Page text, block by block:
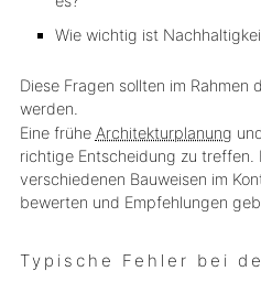
Wie wichtig ist
Diese Fragen sollten im Rahmen
werden.
Eine frühe Architekturplanung
richtige Entscheidung zu treffen.
verschiedenen Bauweisen im
bewerten und Empfehlungen
Typische Fehler bei